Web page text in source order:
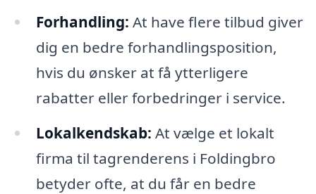
Forhandling: At have flere tilbud giver
dig en bedre forhandlingsposition,
hvis du ønsker at få ytterligere
rabatter eller forbedringer i service.
Lokalkendskab: At vælge et lokalt
firma til tagrenderens i Foldingbro
betyder ofte, at du får en bedre